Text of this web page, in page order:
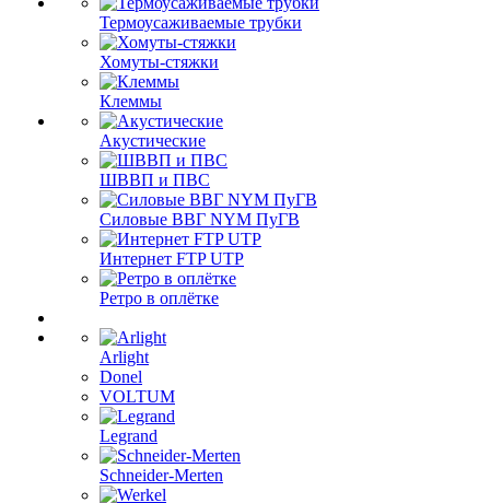
Термоусаживаемые трубки
Хомуты-стяжки
Клеммы
Акустические
ШВВП и ПВС
Силовые ВВГ NYM ПуГВ
Интернет FTP UTP
Ретро в оплётке
Arlight
Donel
VOLTUM
Legrand
Schneider-Merten